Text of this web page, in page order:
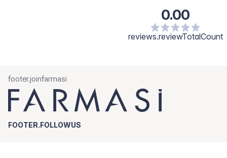
0.00
reviews.reviewTotalCount
footer.joinfarmasi
FOOTER.FOLLOWUS